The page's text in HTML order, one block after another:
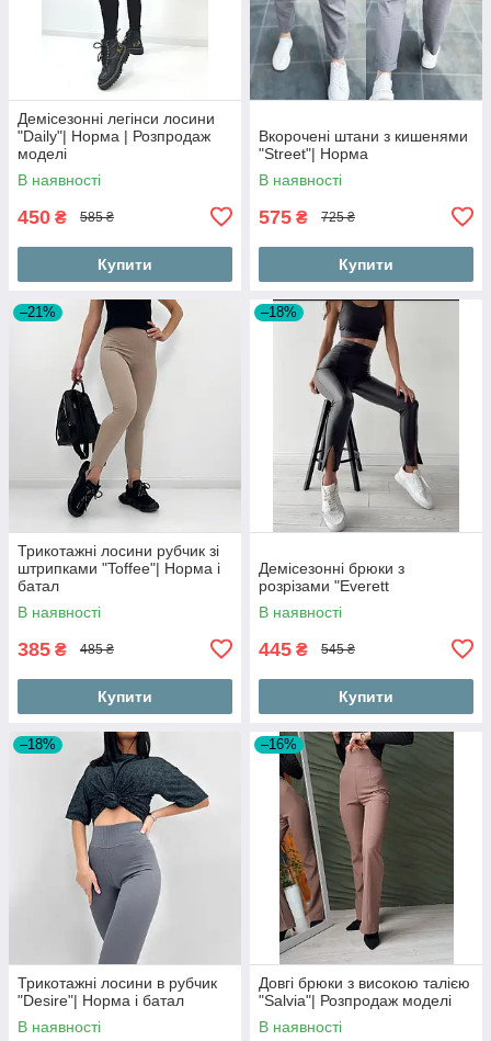
Демісезонні легінси лосини
"Daily"| Норма | Розпродаж
моделі
В наявності
450 ₴ 585 ₴
Купити
Вкорочені штани з кишенями
"Street"| Норма
В наявності
575 ₴ 725 ₴
Купити
–21%
Трикотажні лосини рубчик зі
штрипками "Toffee"| Норма і
батал
В наявності
385 ₴ 485 ₴
Купити
–18%
Демісезонні брюки з
розрізами "Everett
В наявності
445 ₴ 545 ₴
Купити
–18%
Трикотажні лосини в рубчик
"Desire"| Норма і батал
В наявності
–16%
Довгі брюки з високою талією
"Salvia"| Розпродаж моделі
В наявності